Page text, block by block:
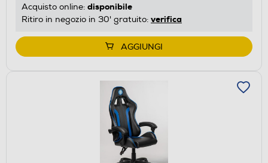
Acquisto online: disponibile
Ritiro in negozio in 30' gratuito: verifica
AGGIUNGI